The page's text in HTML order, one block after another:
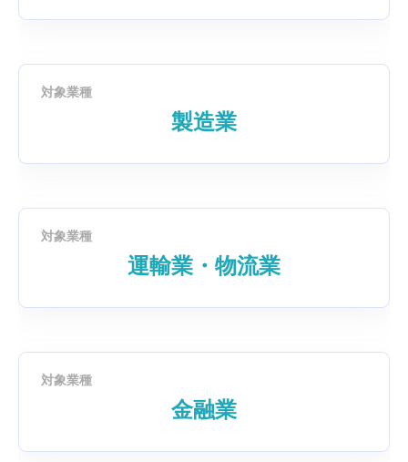
対象業種
製造業
対象業種
運輸業・物流業
対象業種
金融業